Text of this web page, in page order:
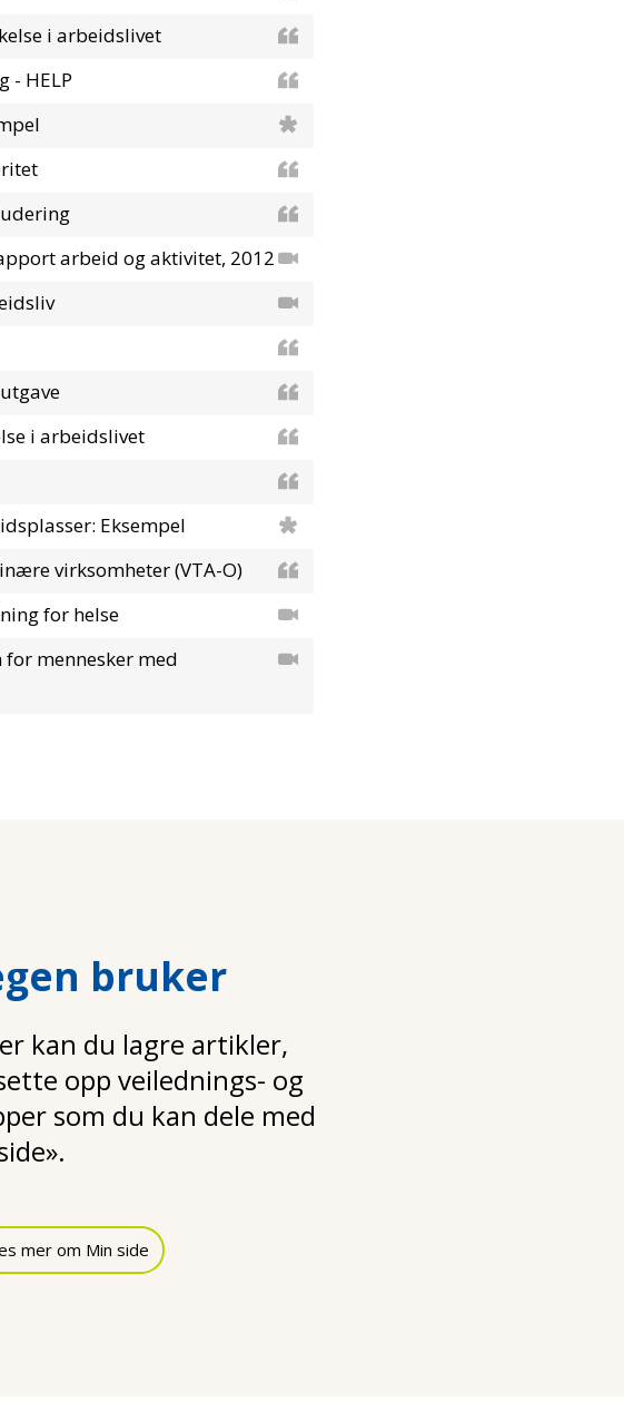
i arbeidslivet
- HELP
arbeid og aktivitet, 2012
i arbeidslivet
Eksempel
virksomheter (VTA-O)
for helse
mennesker med
bruker
kan du lagre artikler,
opp veilednings- og
som du kan dele med
mer om Min side